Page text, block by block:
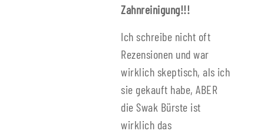
Zahnreinigung!!!
Ich schreibe nicht oft
Rezensionen und war
wirklich skeptisch, als ich
sie gekauft habe, ABER
die Swak Bürste ist
wirklich das